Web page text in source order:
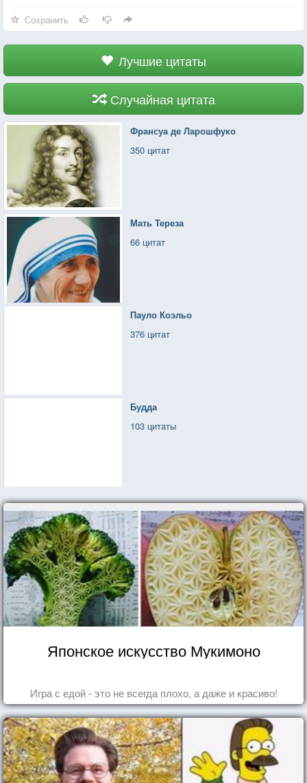
Сохранить
Лучшие цитаты
Случайная цитата
Франсуа де Ларошфуко
350 цитат
Мать Тереза
66 цитат
Пауло Коэльо
376 цитат
Будда
103 цитаты
Японское искусство Мукимоно
Игра с едой - это не всегда плохо, а даже и красиво!